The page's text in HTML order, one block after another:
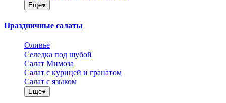
Еще
Праздничные салаты
Оливье
Селедка под шубой
Салат Мимоза
Салат с курицей и гранатом
Салат с языком
Еще